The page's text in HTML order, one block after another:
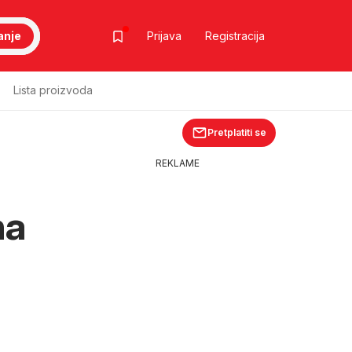
Prijava Registracija
Lista proizvoda
Pretplatiti se
REKLAME